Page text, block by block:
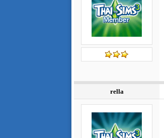
rella